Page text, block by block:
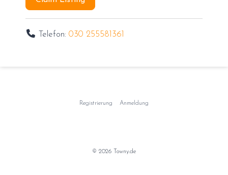
Telefon:030 255581361
Registrierung Anmeldung
© 2026 Towny.de